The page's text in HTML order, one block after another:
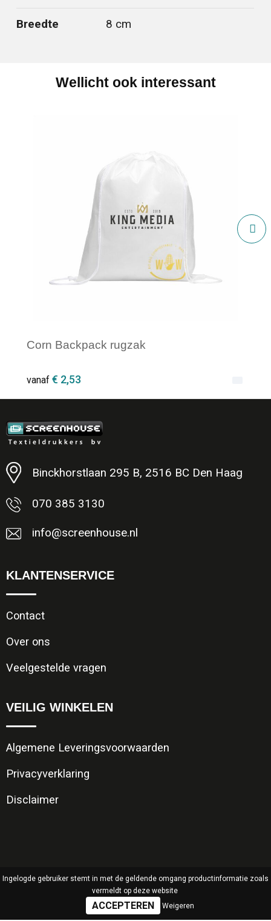
Breedte 8 cm
Wellicht ook interessant
Corn Backpack rugzak
vanaf € 2,53
Minimale afname: 1
Binckhorstlaan 295 B, 2516 BC Den Haag
070 385 3130
info@screenhouse.nl
KLANTENSERVICE
Contact
Over ons
Veelgestelde vragen
VEILIG WINKELEN
Algemene Leveringsvoorwaarden
Privacyverklaring
Disclaimer
Ingelogde gebruiker stemt in met de geldende omgang productinformatie zoals
vermeldt op deze website
Weigeren